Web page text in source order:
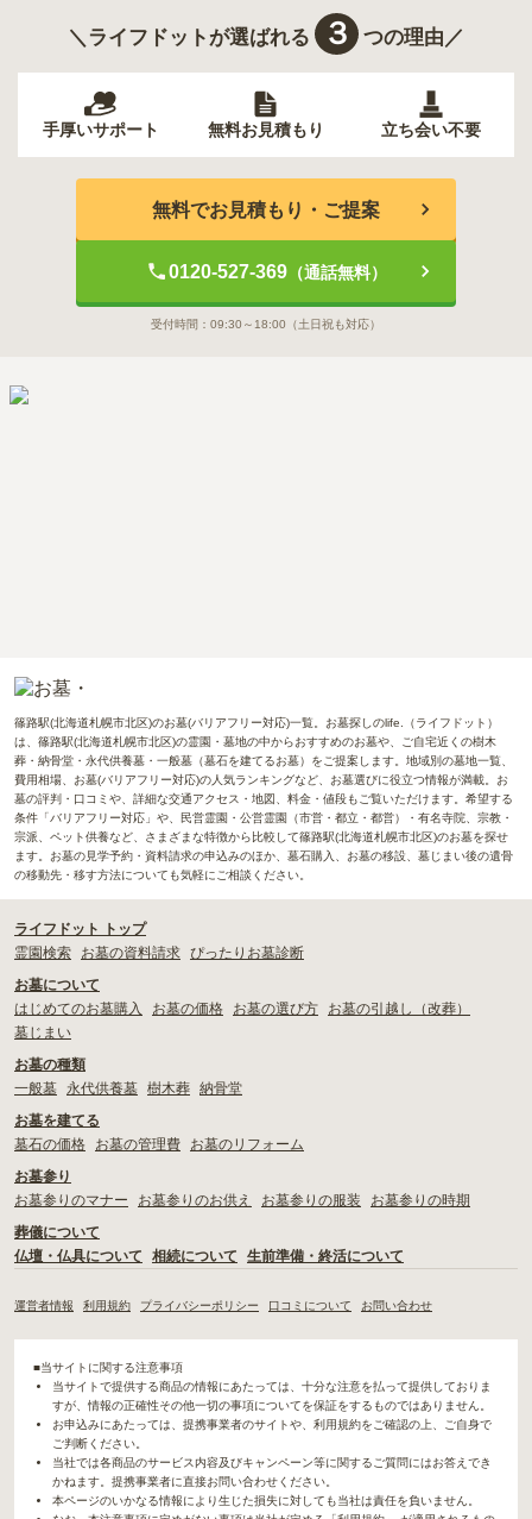
＼ライフドットが選ばれる ３ つの理由／
手厚いサポート 無料お見積もり 立ち会い不要
無料でお見積もり・ご提案
0120-527-369（通話無料）
受付時間： 09:30～18:00 （土日祝も対応）
篠路駅(北海道札幌市北区)のお墓(バリアフリー対応)一覧。お墓探しのlife.（ライフドット）
は、篠路駅(北海道札幌市北区)の霊園・墓地の中からおすすめのお墓や、ご自宅近くの樹木
葬・納骨堂・永代供養墓・一般墓（墓石を建てるお墓）をご提案します。地域別の墓地一覧、
費用相場、お墓(バリアフリー対応)の人気ランキングなど、お墓選びに役立つ情報が満載。お
墓の評判・口コミや、詳細な交通アクセス・地図、料金・値段もご覧いただけます。希望する
条件「バリアフリー対応」や、民営霊園・公営霊園（市営・都立・都営）・有名寺院、宗教・
宗派、ペット供養など、さまざまな特徴から比較して篠路駅(北海道札幌市北区)のお墓を探せ
ます。お墓の見学予約・資料請求の申込みのほか、墓石購入、お墓の移設、墓じまい後の遺骨
の移動先・移す方法についても気軽にご相談ください。
ライフドット トップ
霊園検索
お墓の資料請求 ぴったりお墓診断
お墓について
はじめてのお墓購入
お墓の価格 お墓の選び方
お墓の引越し（改葬）
墓じまい
お墓の種類
一般墓
永代供養墓 樹木葬 納骨堂
お墓を建てる
墓石の価格
お墓の管理費
お墓のリフォーム
お墓参り
お墓参りのマナー
お墓参りのお供え お墓参りの服装
お墓参りの時期
葬儀について
仏壇・仏具について
相続について 生前準備・終活について
運営者情報 利用規約 プライバシーポリシー 口コミについて お問い合わせ
■当サイトに関する注意事項
当サイトで提供する商品の情報にあたっては、十分な注意を払って提供しておりま
すが、情報の正確性その他一切の事項についてを保証をするものではありません。
お申込みにあたっては、提携事業者のサイトや、利用規約をご確認の上、ご自身で
ご判断ください。
当社では各商品のサービス内容及びキャンペーン等に関するご質問にはお答えでき
かねます。提携事業者に直接お問い合わせください。
本ページのいかなる情報により生じた損失に対しても当社は責任を負いません。